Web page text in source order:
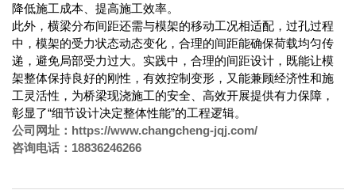
降低施工成本、提高施工效率。
此外，横梁分布间距还需与模架的移动工况相适配，过孔过程
中，模架的受力状态动态变化，合理的间距能确保荷载均匀传
递，避免局部受力过大。实践中，合理的间距设计，既能让模
架整体保持良好的刚性，有效控制变形，又能兼顾经济性和施
工灵活性，为桥梁现浇施工的安全、高效开展提供有力保障，
彰显了“细节设计决定整体性能”的工程逻辑。
公司网址：https://www.changcheng-jqj.com/
咨询电话：18836246266